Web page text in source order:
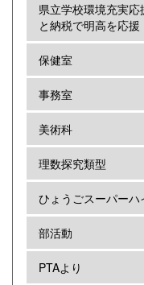
県立学校環境充実
と納税で明高を応援
保健室
事務室
美術科
理数探究類型
ひょうごスーパーハ
部活動
PTAより